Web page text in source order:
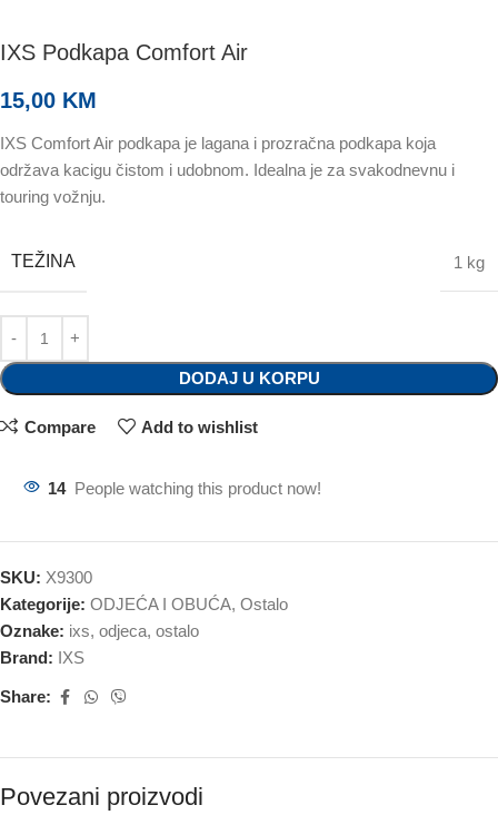
IXS Podkapa Comfort Air
15,00 KM
IXS Comfort Air podkapa je lagana i prozračna podkapa koja
održava kacigu čistom i udobnom. Idealna je za svakodnevnu i
touring vožnju.
TEŽINA 1 kg
DODAJ U KORPU
Compare Add to wishlist
14 People watching this product now!
SKU: X9300
Kategorije: ODJEĆA I OBUĆA, Ostalo
Oznake: ixs, odjeca, ostalo
Brand: IXS
Share:
Povezani proizvodi